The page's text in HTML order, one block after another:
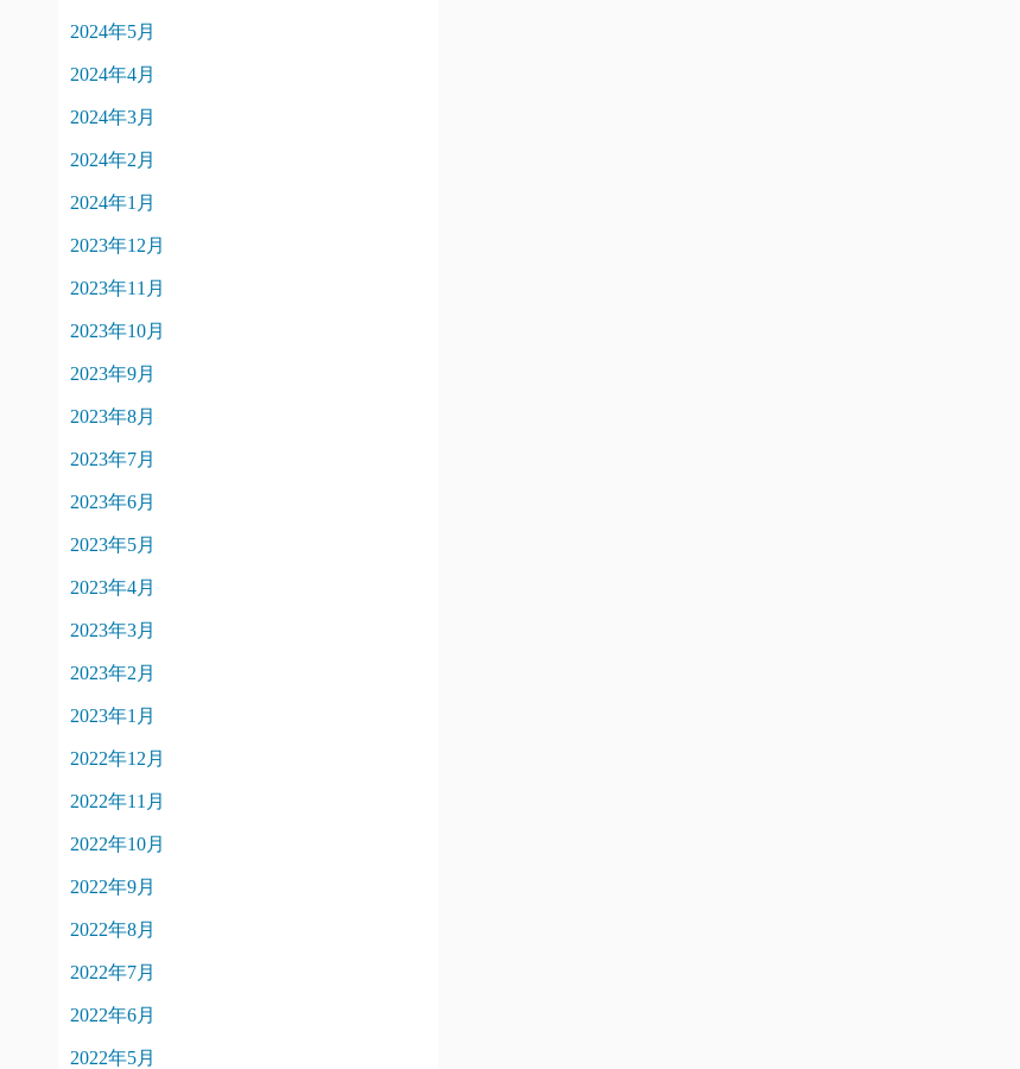
2024年5月
2024年4月
2024年3月
2024年2月
2024年1月
2023年12月
2023年11月
2023年10月
2023年9月
2023年8月
2023年7月
2023年6月
2023年5月
2023年4月
2023年3月
2023年2月
2023年1月
2022年12月
2022年11月
2022年10月
2022年9月
2022年8月
2022年7月
2022年6月
2022年5月